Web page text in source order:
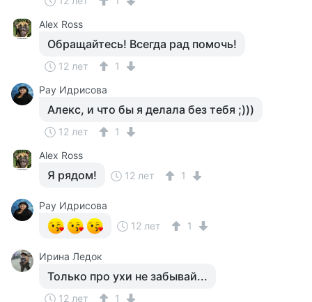
Аlex Ross
Обращайтесь! Всегда рад помочь!
12 лет
1
Рау Идрисова
Алекс, и что бы я делала без тебя ;)))
12 лет
1
Аlex Ross
Я рядом! 12 лет 1
Рау Идрисова
12 лет
1
Ирина Ледок
Только про ухи не забывай...
12 лет 1